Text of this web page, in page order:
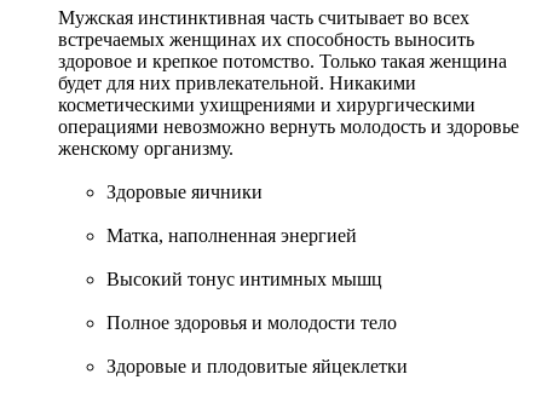
Мужская инстинктивная часть считывает во всех
встречаемых женщинах их способность выносить
здоровое и крепкое потомство. Только такая женщина
будет для них привлекательной. Никакими
косметическими ухищрениями и хирургическими
операциями невозможно вернуть молодость и здоровье
женскому организму.
Здоровые яичники
Матка, наполненная энергией
Высокий тонус интимных мышц
Полное здоровья и молодости тело
Здоровые и плодовитые яйцеклетки